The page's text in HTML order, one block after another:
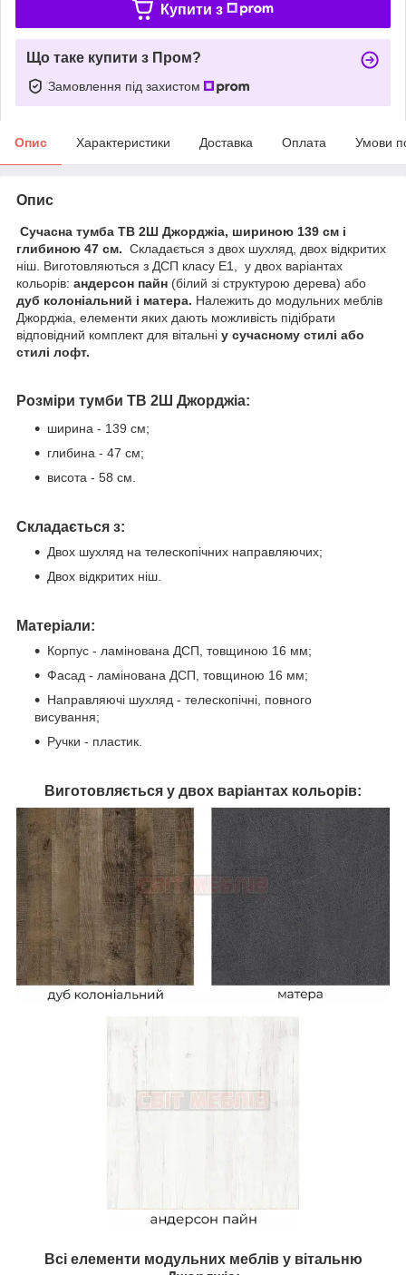
Купити з
Що таке купити з Пром?
Замовлення під захистом
Опис Характеристики Доставка Оплата Умови
Опис
Сучасна тумба ТВ 2Ш Джорджіа, шириною 139 см і
глибиною 47 см. Складається з двох шухляд, двох відкритих
ніш. Виготовляються з ДСП класу Е1, у двох варіантах
кольорів: андерсон пайн (білий зі структурою дерева) або
дуб колоніальний і матера. Належить до модульних меблів
Джорджіа, елементи яких дають можливість підібрати
відповідний комплект для вітальні у сучасному стилі або
стилі лофт.
Розміри тумби ТВ 2Ш Джорджіа:
ширина - 139 см;
глибина - 47 см;
висота - 58 см.
Складається з:
Двох шухляд на телескопічних направляючих;
Двох відкритих ніш.
Матеріали:
Корпус - ламінована ДСП, товщиною 16 мм;
Фасад - ламінована ДСП, товщиною 16 мм;
Направляючі шухляд - телескопічні, повного
висування;
Ручки - пластик.
Виготовляється у двох варіантах кольорів:
Всі елементи модульних меблів у вітальню